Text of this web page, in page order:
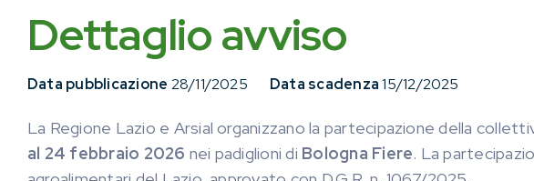
Dettaglio avviso
Data pubblicazione 28/11/2025 Data scadenza15/12/2025
La Regione Lazio e Arsial organizzano la partecipazione della
al 24 febbraio 2026 nei padiglioni di Bologna Fiere. La